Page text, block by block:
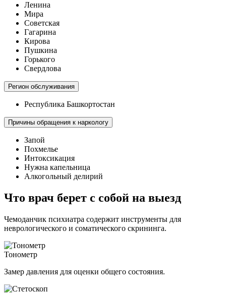
Ленина
Мира
Советская
Гагарина
Кирова
Пушкина
Горького
Свердлова
Регион обслуживания
Республика Башкортостан
Причины обращения к наркологу
Запой
Похмелье
Интоксикация
Нужна капельница
Алкогольный делирий
Что врач берет с собой на выезд
Чемоданчик психиатра содержит инструменты для
неврологического и соматического скрининга.
Тонометр
Замер давления для оценки общего состояния.